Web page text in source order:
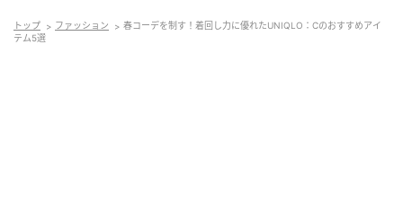
トップ ファッション
春コーデを制す！着回し力に優れたUNIQLO：Cのおすすめアイ
テム5選